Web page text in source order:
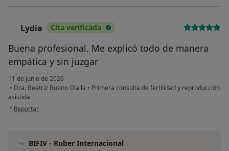
Lydia Cita verificada
Buena profesional. Me explicó todo de manera
empática y sin juzgar
11 de junio de 2026
• Dra. Beatriz Bueno Olalla • Primera consulta de fertilidad y reproducción
asistida
• en opinión del usuario Lydia
Reportar
BIFIV - Ruber Internacional